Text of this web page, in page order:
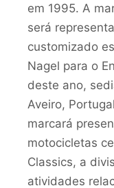
em 1995. A
será
customizado
Nagel para o
deste ano,
Aveiro,
marcará
motocicletas
Classics, a
atividades